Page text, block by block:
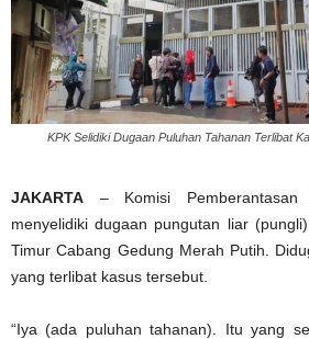
KPK Selidiki Dugaan Puluhan Tahanan Terlibat
JAKARTA – Komisi Pemberantasan
menyelidiki dugaan pungutan liar
Timur Cabang Gedung Merah Putih.
yang terlibat kasus tersebut.
“Iya (ada puluhan tahanan). Itu yang